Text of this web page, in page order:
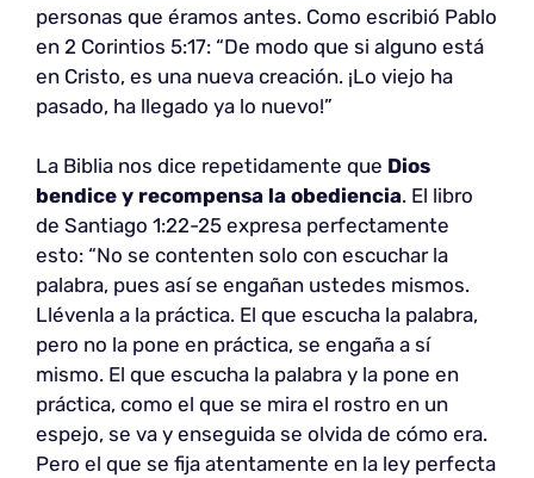
personas que éramos antes. Como escribió Pablo
en 2 Corintios 5:17: “De modo que si alguno está
en Cristo, es una nueva creación. ¡Lo viejo ha
pasado, ha llegado ya lo nuevo!”
La Biblia nos dice repetidamente que Dios
bendice y recompensa la obediencia. El libro
de Santiago 1:22-25 expresa perfectamente
esto: “No se contenten solo con escuchar la
palabra, pues así se engañan ustedes mismos.
Llévenla a la práctica. El que escucha la palabra,
pero no la pone en práctica, se engaña a sí
mismo. El que escucha la palabra y la pone en
práctica, como el que se mira el rostro en un
espejo, se va y enseguida se olvida de cómo era.
Pero el que se fija atentamente en la ley perfecta